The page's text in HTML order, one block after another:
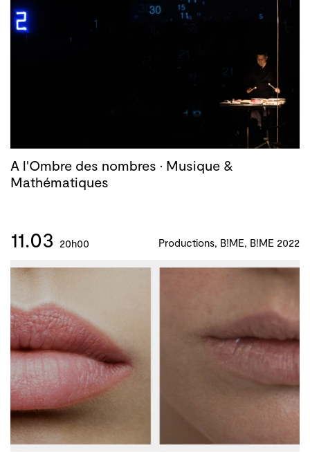
A l'Ombre des nombres · Musique &
Mathématiques
11.03 20h00 Productions, B!ME, B!ME 2022